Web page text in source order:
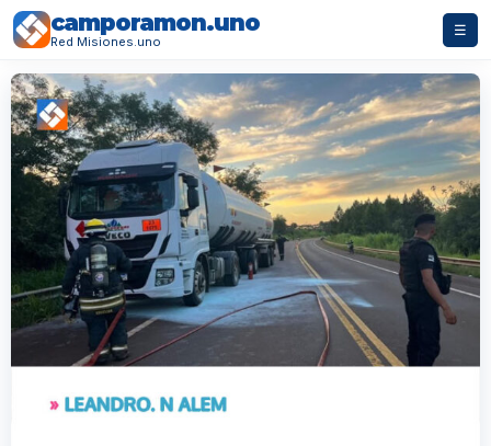
camporamon.uno
Red Misiones.uno
☰